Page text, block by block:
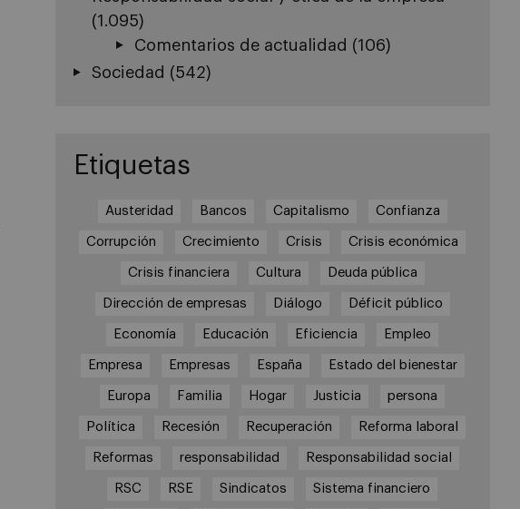
(1.095)
Comentarios de actualidad (106)
Sociedad (542)
Etiquetas
Austeridad Bancos Capitalismo Confianza
Corrupción Crecimiento Crisis Crisis económica
Crisis financiera Cultura Deuda pública
Dirección de empresas Diálogo Déficit público
Economía Educación Eficiencia Empleo
Empresa Empresas España Estado del bienestar
Europa Familia Hogar Justicia persona
Política Recesión Recuperación Reforma laboral
Reformas responsabilidad Responsabilidad social
RSC RSE Sindicatos Sistema financiero